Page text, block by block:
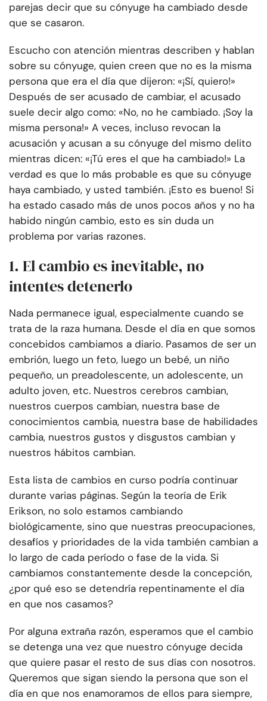
parejas decir que su cónyuge ha cambiado desde
que se casaron.
Escucho con atención mientras describen y hablan
sobre su cónyuge, quien creen que no es la misma
persona que era el día que dijeron: «¡Sí, quiero!»
Después de ser acusado de cambiar, el acusado
suele decir algo como: «No, no he cambiado. ¡Soy la
misma persona!» A veces, incluso revocan la
acusación y acusan a su cónyuge del mismo delito
mientras dicen: «¡Tú eres el que ha cambiado!» La
verdad es que lo más probable es que su cónyuge
haya cambiado, y usted también. ¡Esto es bueno! Si
ha estado casado más de unos pocos años y no ha
habido ningún cambio, esto es sin duda un
problema por varias razones.
1. El cambio es inevitable, no
intentes detenerlo
Nada permanece igual, especialmente cuando se
trata de la raza humana. Desde el día en que somos
concebidos cambiamos a diario. Pasamos de ser un
embrión, luego un feto, luego un bebé, un niño
pequeño, un preadolescente, un adolescente, un
adulto joven, etc. Nuestros cerebros cambian,
nuestros cuerpos cambian, nuestra base de
conocimientos cambia, nuestra base de habilidades
cambia, nuestros gustos y disgustos cambian y
nuestros hábitos cambian.
Esta lista de cambios en curso podría continuar
durante varias páginas. Según la teoría de Erik
Erikson, no solo estamos cambiando
biológicamente, sino que nuestras preocupaciones,
desafíos y prioridades de la vida también cambian a
lo largo de cada período o fase de la vida. Si
cambiamos constantemente desde la concepción,
¿por qué eso se detendría repentinamente el día
en que nos casamos?
Por alguna extraña razón, esperamos que el cambio
se detenga una vez que nuestro cónyuge decida
que quiere pasar el resto de sus días con nosotros.
Queremos que sigan siendo la persona que son el
día en que nos enamoramos de ellos para siempre,